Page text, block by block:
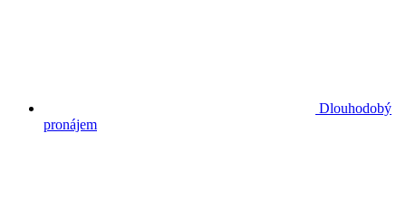
Dlouhodobý
pronájem